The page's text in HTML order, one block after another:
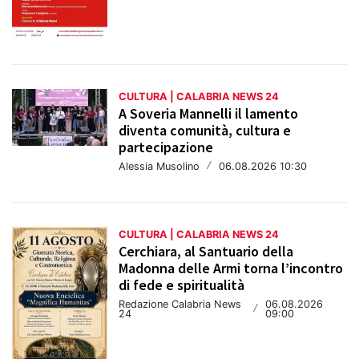
CULTURA | CALABRIA NEWS 24
A Soveria Mannelli il lamento
diventa comunità, cultura e
partecipazione
Alessia Musolino / 06.08.2026 10:30
CULTURA | CALABRIA NEWS 24
Cerchiara, al Santuario della
Madonna delle Armi torna l’incontro
di fede e spiritualità
Redazione Calabria News
24
/ 06.08.2026
09:00